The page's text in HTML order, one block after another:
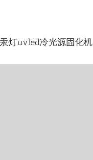
灯uvled冷光源固化机